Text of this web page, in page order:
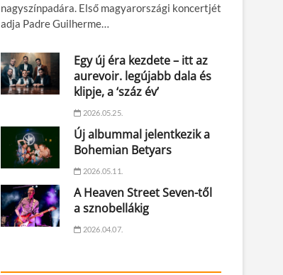
nagyszínpadára. Első magyarországi koncertjét
adja Padre Guilherme…
Egy új éra kezdete – itt az
aurevoir. legújabb dala és
klipje, a ‘száz év’
2026.05.25.
Új albummal jelentkezik a
Bohemian Betyars
2026.05.11.
A Heaven Street Seven-től
a sznobellákig
2026.04.07.